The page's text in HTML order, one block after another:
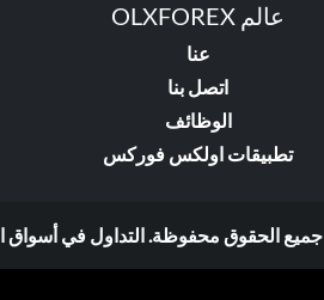
عالم OLXFOREX
عنا
اتصل بنا
الوظائف
تطبيقات اولكس فوركس
جميع الحقوق محفوظة. التداول في أسواق